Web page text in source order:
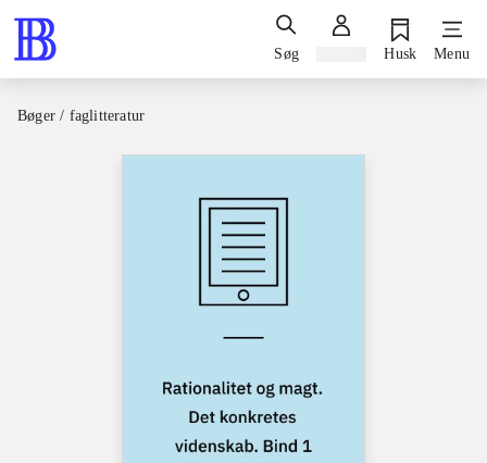
Søg Husk Menu
Bøger / faglitteratur